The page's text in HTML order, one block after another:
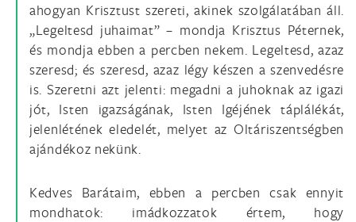
ahogyan Krisztust szereti, akinek szolgálatában áll.
„Legeltesd juhaimat” – mondja Krisztus Péternek,
és mondja ebben a percben nekem. Legeltesd, azaz
szeresd; és szeresd, azaz légy készen a szenvedésre
is. Szeretni azt jelenti: megadni a juhoknak az igazi
jót, Isten igazságának, Isten Igéjének táplálékát,
jelenlétének eledelét, melyet az Oltáriszentségben
ajándékoz nekünk.
Kedves Barátaim, ebben a percben csak ennyit
mondhatok: imádkozzatok értem, hogy